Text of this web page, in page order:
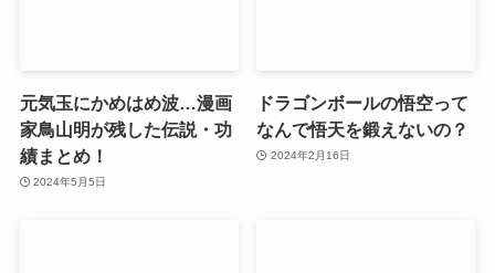
元気玉にかめはめ波…漫画
家鳥山明が残した伝説・功
績まとめ！
2024年5月5日
ドラゴンボールの悟空って
なんで悟天を鍛えないの？
2024年2月16日